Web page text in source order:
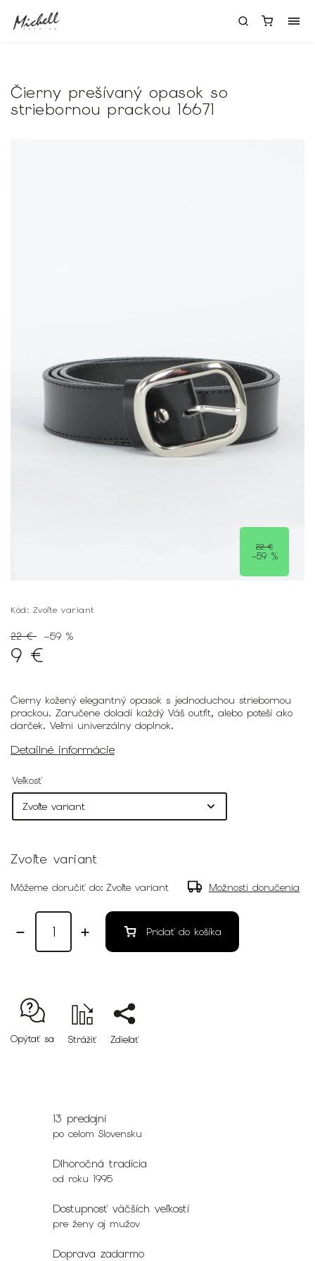
Čierny prešívaný opasok so
striebornou prackou 16671
22 €
–59 %
Kód: Zvoľte variant
22 € –59 %
9 €
Čierny kožený elegantný opasok s jednoduchou striebornou
prackou. Zaručene doladí každý Váš outfit, alebo poteší ako
darček. Veľmi univerzálny doplnok.
Detailné informácie
Veľkosť
Zvoľte variant
Môžeme doručiť do: Zvoľte variant Možnosti doručenia
Pridať do košíka
Opýtať sa Strážiť Zdieľať
13 predajní
po celom Slovensku
Dlhoročná tradícia
od roku 1995
Dostupnosť väčších veľkostí
pre ženy aj mužov
Doprava zadarmo